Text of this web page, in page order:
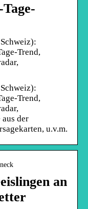
Trend,
Trend,
der
u.v.m.
an